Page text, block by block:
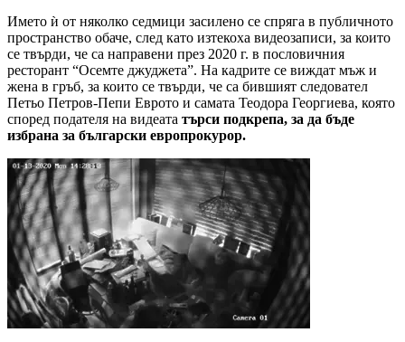
Името ѝ от няколко седмици засилено се спряга в публичното
пространство обаче, след като изтекоха видеозаписи, за които
се твърди, че са направени през 2020 г. в пословичния
ресторант “Осемте джуджета”. На кадрите се виждат мъж и
жена в гръб, за които се твърди, че са бившият следовател
Петьо Петров-Пепи Еврото и самата Теодора Георгиева, която
според подателя на видеата търси подкрепа, за да бъде
избрана за български европрокурор.